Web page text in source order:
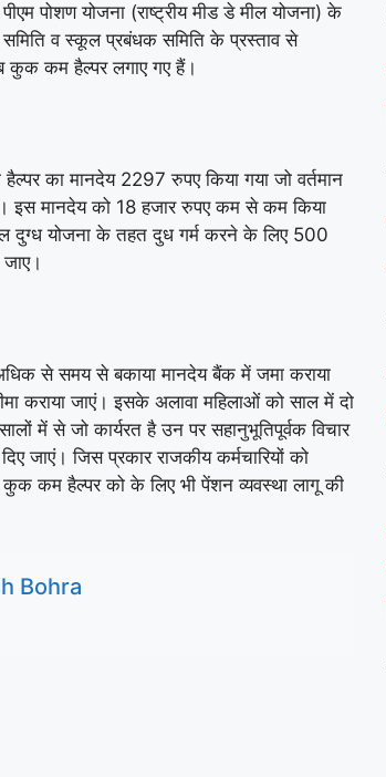
पोशण योजना (राष्ट्रीय मीड डे मील योजना) के
व स्कूल प्रबंधक समिति के प्रस्ताव से
कुक कम हैल्पर लगाए गए हैं।
का मानदेय 2297 रुपए किया गया जो वर्तमान
इस मानदेय को 18 हजार रुपए कम से कम किया
दुग्ध योजना के तहत दुध गर्म करने के लिए 500
से समय से बकाया मानदेय बैंक में जमा कराया
कराया जाएं। इसके अलावा महिलाओं को साल में दो
में से जो कार्यरत है उन पर सहानुभूतिपूर्वक विचार
जाएं। जिस प्रकार राजकीय कर्मचारियों को
कुक कम हैल्पर को के लिए भी पेंशन व्यवस्था लागू की
Bohra